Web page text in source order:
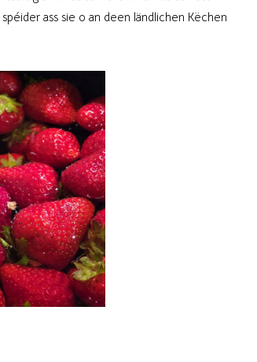
ass sie o an deen ländlichen Këchen